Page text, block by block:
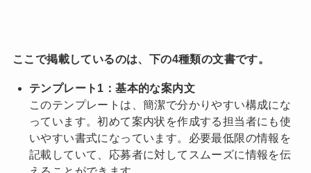
ここで掲載しているのは、下の4種類の文書です。
テンプレート1：基本的な案内文
このテンプレートは、簡潔で分かりやすい構成にな
っています。初めて案内状を作成する担当者にも使
いやすい書式になっています。必要最低限の情報を
記載していて、応募者に対してスムーズに情報を伝